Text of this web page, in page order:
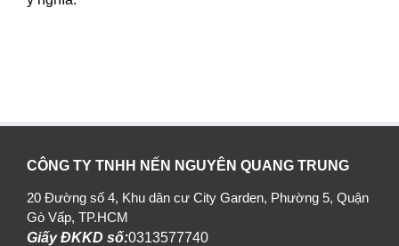
CÔNG TY TNHH NẾN NGUYÊN QUANG TRUNG
20 Đường số 4, Khu dân cư City Garden, Phường 5, Quận
Gò Vấp, TP.HCM
Giấy ĐKKD số:0313577740